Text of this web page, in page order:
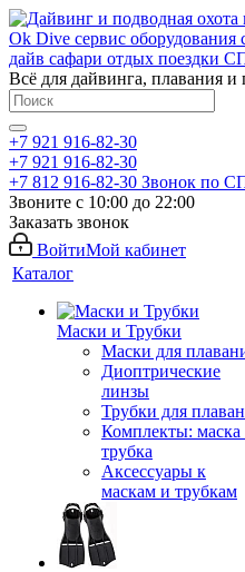
Всё для дайвинга, плавания
+7 921 916-82-30
+7 921 916-82-30
+7 812 916-82-30 Звонок по
Звоните с 10:00 до 22:00
Заказать звонок
ВойтиМой кабинет
Каталог
Маски и Трубки
Маски для
Диоптрические
линзы
Трубки для
Комплекты: маска
трубка
Аксессуары к
маскам и трубкам